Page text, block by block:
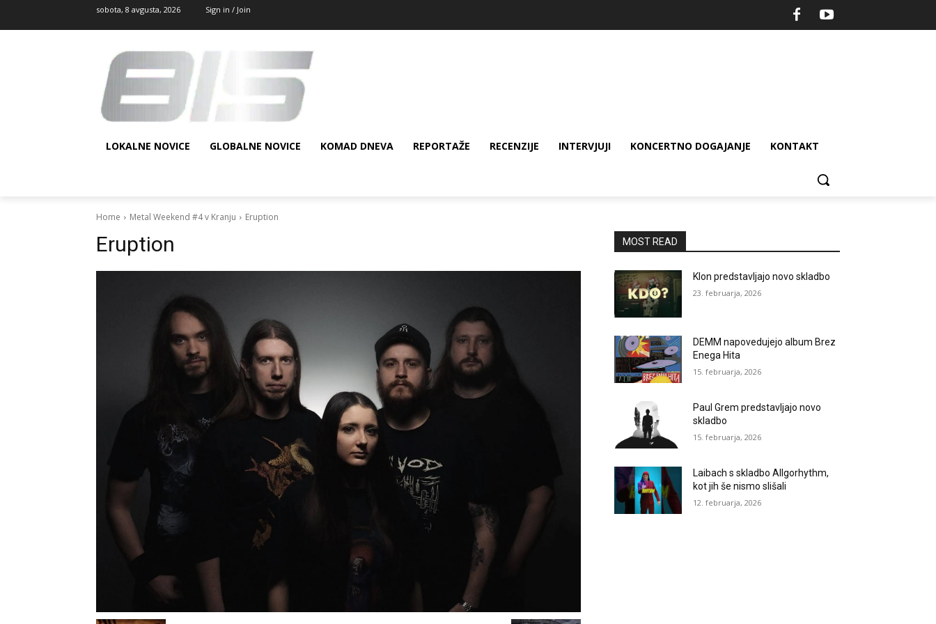
sobota, 8 avgusta, 2026 Sign in / Join
LOKALNE NOVICE GLOBALNE NOVICE KOMAD DNEVA REPORTAŽE RECENZIJE INTERVJUJI KONCERTNO DOGAJANJE KONTAKT
Home Metal Weekend #4 v Kranju Eruption
Eruption MOST READ
Klon predstavljajo novo skladbo
23. februarja, 2026
DEMM napovedujejo album Brez
Enega Hita
15. februarja, 2026
Paul Grem predstavljajo novo
skladbo
15. februarja, 2026
Laibach s skladbo Allgorhythm,
kot jih še nismo slišali
12. februarja, 2026